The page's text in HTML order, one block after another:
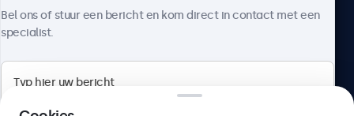
Bel ons of stuur een bericht en kom direct in contact met een
specialist.